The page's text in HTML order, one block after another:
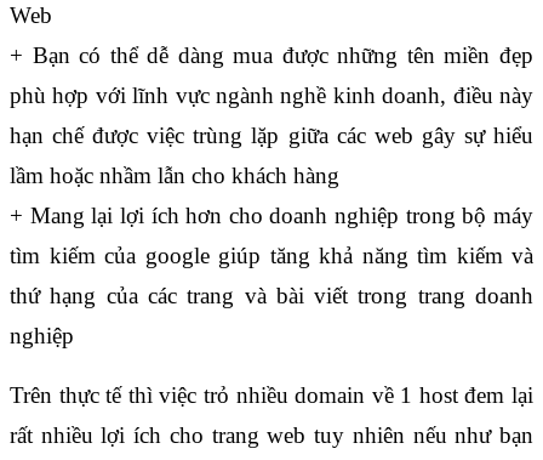
Web
+ Bạn có thể dễ dàng mua được những tên miền đẹp
phù hợp với lĩnh vực ngành nghề kinh doanh, điều này
hạn chế được việc trùng lặp giữa các web gây sự hiểu
lầm hoặc nhầm lẫn cho khách hàng
+ Mang lại lợi ích hơn cho doanh nghiệp trong bộ máy
tìm kiếm của google giúp tăng khả năng tìm kiếm và
thứ hạng của các trang và bài viết trong trang doanh
nghiệp
Trên thực tế thì việc trỏ nhiều domain về 1 host đem lại
rất nhiều lợi ích cho trang web tuy nhiên nếu như bạn